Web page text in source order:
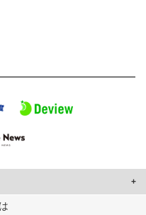
に合わせたコンテンツや広告の